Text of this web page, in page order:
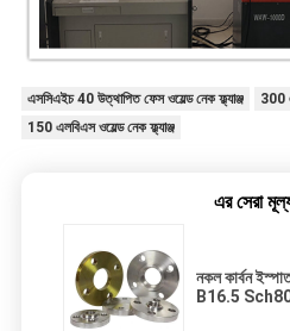
এসসিএইচ 40 উত্থাপিত ফেস ওয়েল্ড নেক ফ্ল্যাঞ্জ
300
150 এলবিএস ওয়েল্ড নেক ফ্ল্যাঞ্জ
এর সেরা
নকল কার্বন
B16.5